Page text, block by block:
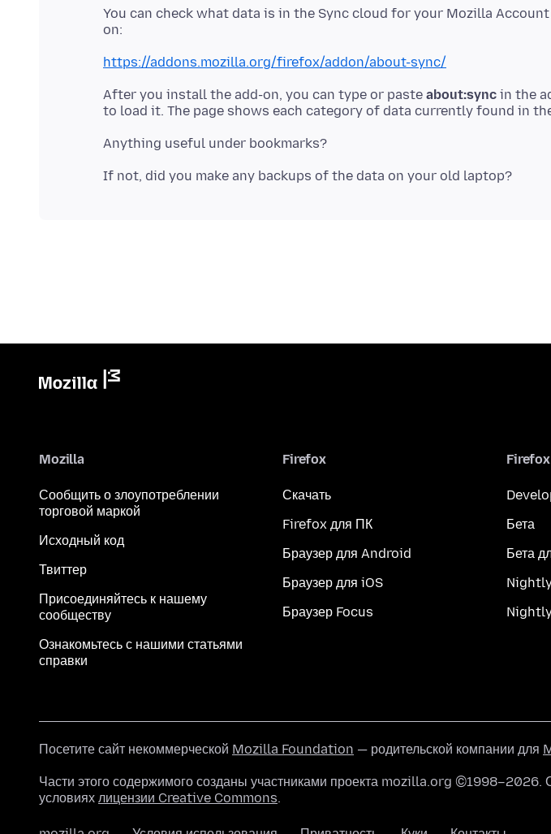
You can check what data is in the Sync cloud for your Mozilla
https://addons.mozilla.org/firefox/addon/about-sync/
After you install the add-on, you can type or paste about:sync in the
Mozilla
Сообщить о злоупотреблении
торговой маркой
Исходный код
Твиттер
Присоединяйтесь к нашему
сообществу
Ознакомьтесь с нашими статьями
справки
Firefox
Скачать
Firefox для ПК
Браузер для Android
Браузер для iOS
Браузер Focus
Бета
Бета
Посетите сайт некоммерческой Mozilla Foundation — родительской компании для
Части этого содержимого созданы участниками проекта mozilla.org ©1998–2026.
условиях лицензии Creative Commons.